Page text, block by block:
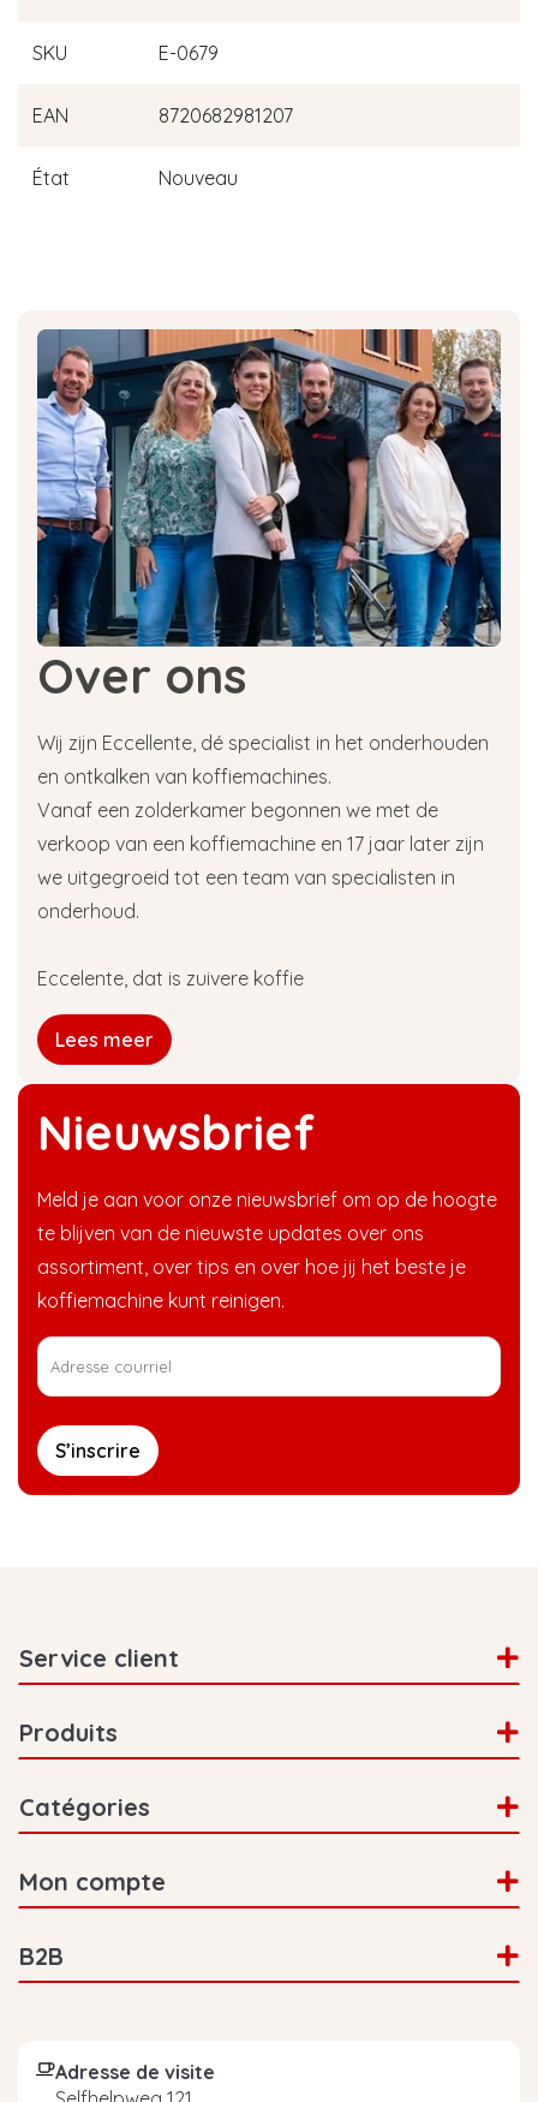
SKU E-0679
EAN 8720682981207
État Nouveau
Nieuwsbrief
Meld je aan voor onze nieuwsbrief om op de hoogte
te blijven van de nieuwste updates over ons
assortiment, over tips en over hoe jij het beste je
koffiemachine kunt reinigen.
S’inscrire
Over ons
Wij zijn Eccellente, dé specialist in het onderhouden
en ontkalken van koffiemachines.
Vanaf een zolderkamer begonnen we met de
verkoop van een koffiemachine en 17 jaar later zijn
we uitgegroeid tot een team van specialisten in
onderhoud.
Eccelente, dat is zuivere koffie
Lees meer
Service client
Produits
Catégories
Mon compte
B2B
Adresse de visite